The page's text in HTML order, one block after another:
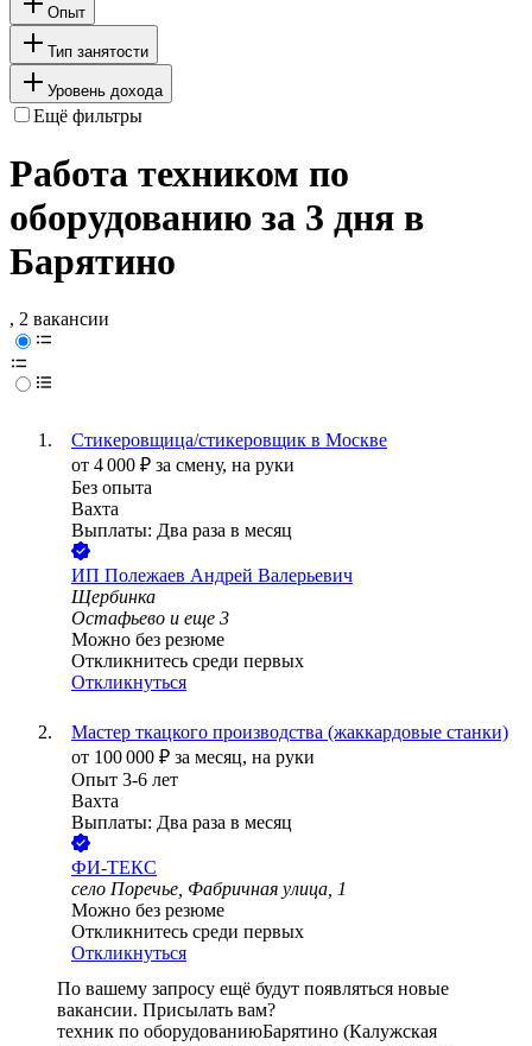
Опыт
Тип занятости
Уровень дохода
Ещё фильтры
Работа техником по
оборудованию за 3 дня в
Барятино
, 2 вакансии
Стикеровщица/стикеровщик в Москве
от 4 000 ₽ за смену, на руки
Без опыта
Вахта
Выплаты: Два раза в месяц
ИП Полежаев Андрей Валерьевич
Щербинка
Остафьево и еще 3
Можно без резюме
Откликнитесь среди первых
Откликнуться
Мастер ткацкого производства (жаккардовые станки)
от 100 000 ₽ за месяц, на руки
Опыт 3-6 лет
Вахта
Выплаты: Два раза в месяц
ФИ-ТЕКС
село Поречье, Фабричная улица, 1
Можно без резюме
Откликнитесь среди первых
Откликнуться
По вашему запросу ещё будут появляться новые
вакансии. Присылать вам?
техник по оборудованиюБарятино (Калужская